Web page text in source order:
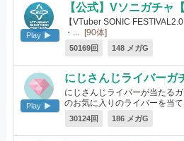
Play
【公式】Vソニガチャ
【VTuber SONIC FESTIVAL2.0
・...
[90体]
50169回 148 メガG
Play
にじさんじライバーガ
にじさんじライバーが当たる
のお気に入りのライバーを当て
30124回 186 メガG